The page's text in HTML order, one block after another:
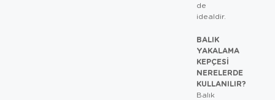
de
idealdir.
BALIK
YAKALAMA
KEPÇESI
NERELERDE
KULLANILIR?
Balık